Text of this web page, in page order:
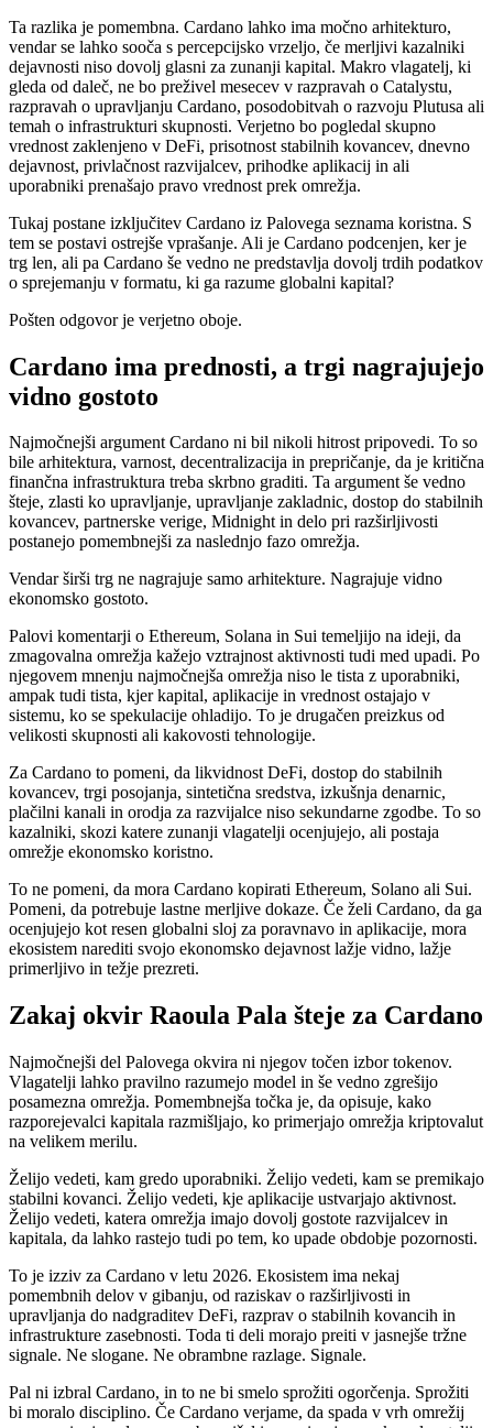
Ta razlika je pomembna. Cardano lahko ima močno arhitekturo,
vendar se lahko sooča s percepcijsko vrzeljo, če merljivi kazalniki
dejavnosti niso dovolj glasni za zunanji kapital. Makro vlagatelj, ki
gleda od daleč, ne bo preživel mesecev v razpravah o Catalystu,
razpravah o upravljanju Cardano, posodobitvah o razvoju Plutusa ali
temah o infrastrukturi skupnosti. Verjetno bo pogledal skupno
vrednost zaklenjeno v DeFi, prisotnost stabilnih kovancev, dnevno
dejavnost, privlačnost razvijalcev, prihodke aplikacij in ali
uporabniki prenašajo pravo vrednost prek omrežja.
Tukaj postane izključitev Cardano iz Palovega seznama koristna. S
tem se postavi ostrejše vprašanje. Ali je Cardano podcenjen, ker je
trg len, ali pa Cardano še vedno ne predstavlja dovolj trdih podatkov
o sprejemanju v formatu, ki ga razume globalni kapital?
Pošten odgovor je verjetno oboje.
Cardano ima prednosti, a trgi nagrajujejo
vidno gostoto
Najmočnejši argument Cardano ni bil nikoli hitrost pripovedi. To so
bile arhitektura, varnost, decentralizacija in prepričanje, da je kritična
finančna infrastruktura treba skrbno graditi. Ta argument še vedno
šteje, zlasti ko upravljanje, upravljanje zakladnic, dostop do stabilnih
kovancev, partnerske verige, Midnight in delo pri razširljivosti
postanejo pomembnejši za naslednjo fazo omrežja.
Vendar širši trg ne nagrajuje samo arhitekture. Nagrajuje vidno
ekonomsko gostoto.
Palovi komentarji o Ethereum, Solana in Sui temeljijo na ideji, da
zmagovalna omrežja kažejo vztrajnost aktivnosti tudi med upadi. Po
njegovem mnenju najmočnejša omrežja niso le tista z uporabniki,
ampak tudi tista, kjer kapital, aplikacije in vrednost ostajajo v
sistemu, ko se spekulacije ohladijo. To je drugačen preizkus od
velikosti skupnosti ali kakovosti tehnologije.
Za Cardano to pomeni, da likvidnost DeFi, dostop do stabilnih
kovancev, trgi posojanja, sintetična sredstva, izkušnja denarnic,
plačilni kanali in orodja za razvijalce niso sekundarne zgodbe. To so
kazalniki, skozi katere zunanji vlagatelji ocenjujejo, ali postaja
omrežje ekonomsko koristno.
To ne pomeni, da mora Cardano kopirati Ethereum, Solano ali Sui.
Pomeni, da potrebuje lastne merljive dokaze. Če želi Cardano, da ga
ocenjujejo kot resen globalni sloj za poravnavo in aplikacije, mora
ekosistem narediti svojo ekonomsko dejavnost lažje vidno, lažje
primerljivo in težje prezreti.
Zakaj okvir Raoula Pala šteje za Cardano
Najmočnejši del Palovega okvira ni njegov točen izbor tokenov.
Vlagatelji lahko pravilno razumejo model in še vedno zgrešijo
posamezna omrežja. Pomembnejša točka je, da opisuje, kako
razporejevalci kapitala razmišljajo, ko primerjajo omrežja kriptovalut
na velikem merilu.
Želijo vedeti, kam gredo uporabniki. Želijo vedeti, kam se premikajo
stabilni kovanci. Želijo vedeti, kje aplikacije ustvarjajo aktivnost.
Želijo vedeti, katera omrežja imajo dovolj gostote razvijalcev in
kapitala, da lahko rastejo tudi po tem, ko upade obdobje pozornosti.
To je izziv za Cardano v letu 2026. Ekosistem ima nekaj
pomembnih delov v gibanju, od raziskav o razširljivosti in
upravljanja do nadgraditev DeFi, razprav o stabilnih kovancih in
infrastrukture zasebnosti. Toda ti deli morajo preiti v jasnejše tržne
signale. Ne slogane. Ne obrambne razlage. Signale.
Pal ni izbral Cardano, in to ne bi smelo sprožiti ogorčenja. Sprožiti
bi moralo disciplino. Če Cardano verjame, da spada v vrh omrežij